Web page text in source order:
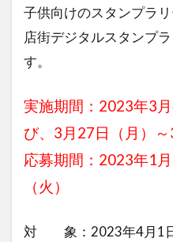
子供向けのスタンプラ
店街デジタルスタンプ
す。
実施期間：2023年3
び、3月27日（月）～
応募期間：2023年1
（火）
対 象：2023年4月1日